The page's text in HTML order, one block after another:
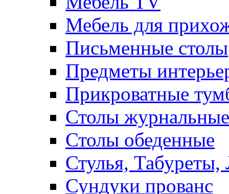
Мебель для
Письменные столы
Предметы
Прикроватные
Столы журнальные
Столы обеденные
Стулья, Табуреты,
Сундуки прованс